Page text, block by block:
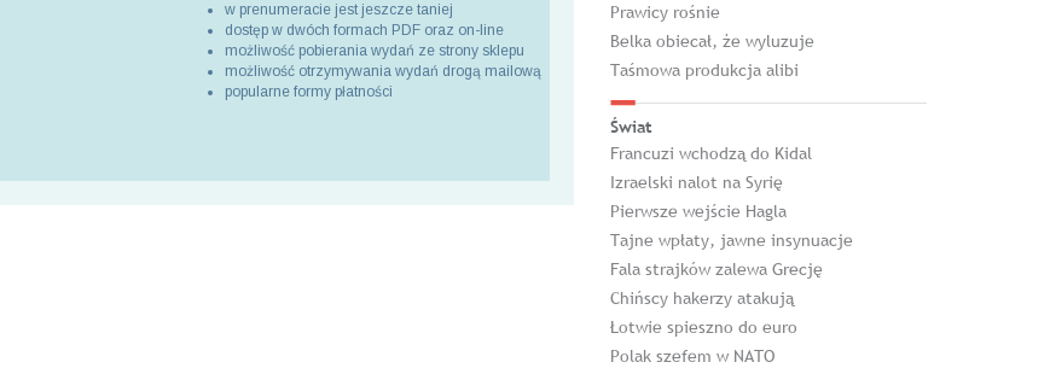
w prenumeracie jest jeszcze taniej
dostęp w dwóch formach PDF oraz on-line
możliwość pobierania wydań ze strony sklepu
możliwość otrzymywania wydań drogą mailową
popularne formy płatności
Prawicy rośnie
Belka obiecał, że wyluzuje
Taśmowa produkcja alibi
Świat
Francuzi wchodzą do Kidal
Izraelski nalot na Syrię
Pierwsze wejście Hagla
Tajne wpłaty, jawne insynuacje
Fala strajków zalewa Grecję
Chińscy hakerzy atakują
Łotwie spieszno do euro
Polak szefem w NATO